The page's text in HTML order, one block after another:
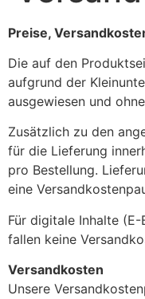
Preise,
Die auf den
aufgrund der
ausgewiesen und
Zusätzlich zu den
für die Lieferung
pro Bestellung.
eine
Für digitale Inhalte
fallen keine
Versandkosten
Unsere